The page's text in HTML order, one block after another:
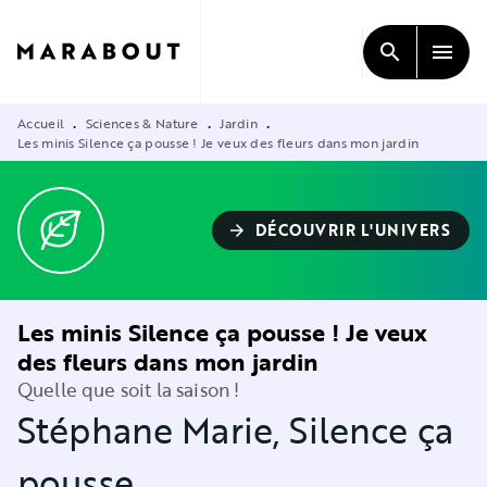
CONTENU
search menu
Accueil • Sciences & Nature • Jardin •
Les minis Silence ça pousse ! Je veux des fleurs dans mon jardin
arrow_forward DÉCOUVRIR L'UNIVERS
Les minis Silence ça pousse ! Je veux
des fleurs dans mon jardin
Quelle que soit la saison !
Stéphane Marie, Silence ça